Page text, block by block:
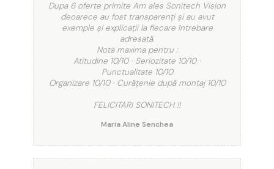
Dupa 6 oferte primite Am ales Sonitech Vision
deoarece au fost transparenți și au avut
exemple și explicații la fiecare întrebare
adresată.
Nota maxima pentru :
Atitudine 10/10 · Seriozitate 10/10 ·
Punctualitate 10/10
Organizare 10/10 · Curățenie după montaj 10/10
FELICITARI SONITECH !!
Maria Aline Senchea